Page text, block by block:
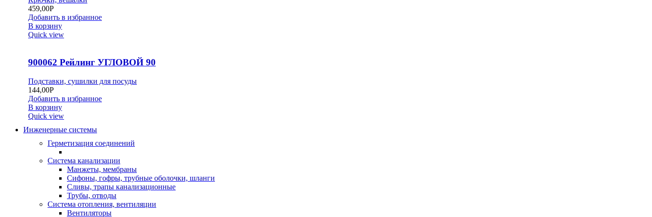
459,00Р
Добавить в избранное
В корзину
Quick view
900062 Рейлинг УГЛОВОЙ 90
Подставки, сушилки для посуды
144,00Р
Добавить в избранное
В корзину
Quick view
Инженерные системы
Герметизация соединений
Система канализации
Манжеты, мембраны
Сифоны, гофры, трубные оболочки, шланги
Сливы, трапы канализационные
Трубы, отводы
Система отопления, вентиляции
Вентиляторы